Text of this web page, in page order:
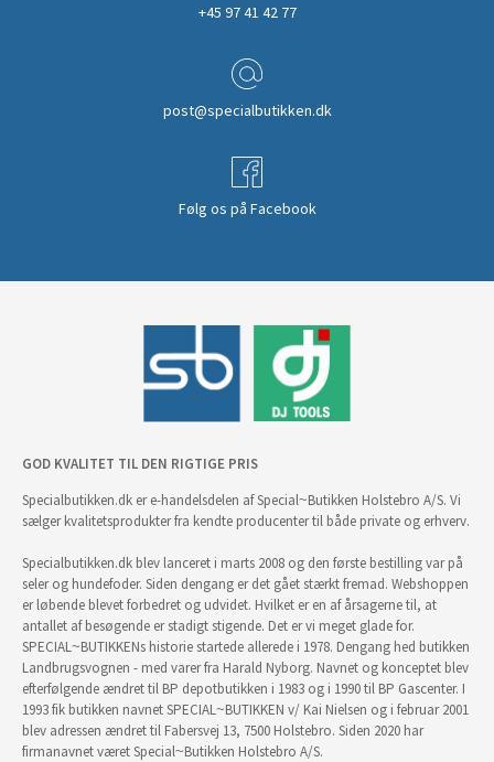
+45 97 41 42 77
post@specialbutikken.dk
Følg os på Facebook
GOD KVALITET TIL DEN RIGTIGE PRIS
Specialbutikken.dk er e-handelsdelen af Special~Butikken Holstebro A/S. Vi
sælger kvalitetsprodukter fra kendte producenter til både private og erhverv.
Specialbutikken.dk blev lanceret i marts 2008 og den første bestilling var på
seler og hundefoder. Siden dengang er det gået stærkt fremad. Webshoppen
er løbende blevet forbedret og udvidet. Hvilket er en af årsagerne til, at
antallet af besøgende er stadigt stigende. Det er vi meget glade for.
SPECIAL~BUTIKKENs historie startede allerede i 1978. Dengang hed butikken
Landbrugsvognen - med varer fra Harald Nyborg. Navnet og konceptet blev
efterfølgende ændret til BP depotbutikken i 1983 og i 1990 til BP Gascenter. I
1993 fik butikken navnet SPECIAL~BUTIKKEN v/ Kai Nielsen og i februar 2001
blev adressen ændret til Fabersvej 13, 7500 Holstebro. Siden 2020 har
firmanavnet været Special~Butikken Holstebro A/S.